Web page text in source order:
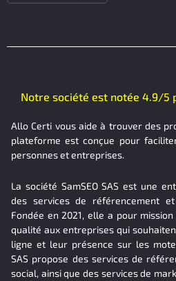
Notre société est notée 4.9/5
Allo Certi vous aide à trouver des
plateforme est conçue pour
personnes et entreprises.
La société SamSEO SAS est une
des services de référencement
Fondée en 2021, elle a pour
qualité aux entreprises qui
ligne et leur présence sur les
SAS propose des services de
social, ainsi que des services de